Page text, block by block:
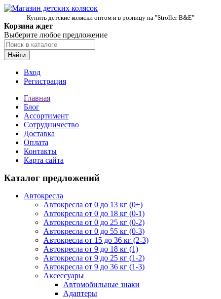
Купить детские коляски оптом и в розницу на "Stroller B&E"
Корзина ждет
Выберите любое предложение
Найти
Вход
Регистрация
Главная
Блог
Ассортимент
Сотрудничество
Доставка
Оплата
Контакты
Карта сайта
Каталог предложений
Автокресла
Автокресла от 0 до 13 кг (0+)
Автокресла от 0 до 18 кг (0-1)
Автокресла от 0 до 25 кг (0-2)
Автокресла от 0 до 55 кг (0-3)
Автокресла от 15 до 36 кг (2-3)
Автокресла от 9 до 18 кг (1)
Автокресла от 9 до 25 кг (1-2)
Автокресла от 9 до 36 кг (1-3)
Аксессуары
Автомобильные знаки
Адаптеры